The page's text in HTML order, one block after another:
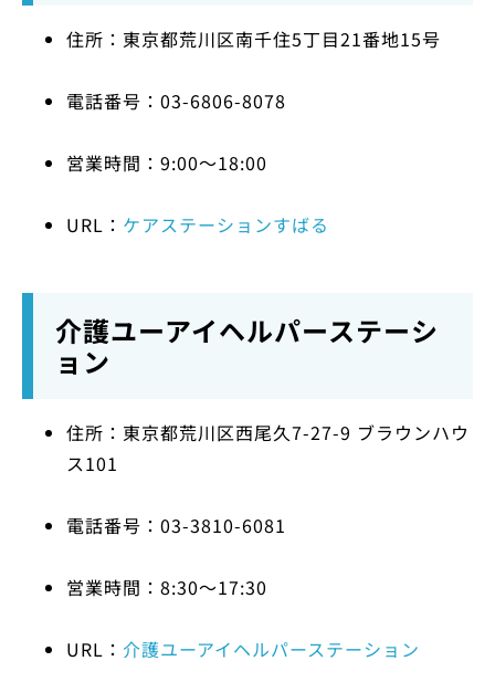
住所：東京都荒川区南千住5丁目21番地15号
電話番号：03-6806-8078
営業時間：9:00～18:00
URL： ケアステーションすばる
介護ユーアイヘルパーステーシ
ョン
住所：東京都荒川区西尾久7-27-9 ブラウンハウ
ス101
電話番号：03-3810-6081
営業時間：8:30～17:30
URL： 介護ユーアイヘルパーステーション